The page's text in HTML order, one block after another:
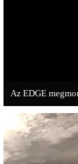
Az EDGE
Az egyik
voltak idén a